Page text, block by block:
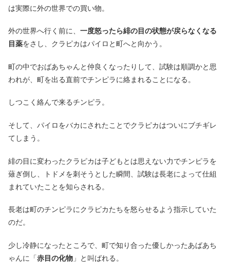
は実際に外の世界での買い物。
外の世界へ行く前に、 一度怒ったら緋の目の状態が戻らなくなる
目薬をさし、クラピカはパイロと町へと向かう。
町の中でおばあちゃんと仲良くなったりして、試験は順調かと思
われが、町を出る直前でチンピラに絡まれることになる。
しつこく絡んで来るチンピラ。
そして、パイロをバカにされたことでクラピカはついにブチギレ
てしまう。
緋の目に変わったクラピカは子どもとは思えない力でチンピラを
薙ぎ倒し、トドメを刺そうとした瞬間、試験は長老によって仕組
まれていたことを知らされる。
長老は町のチンピラにクラピカたちを怒らせるよう指示していた
のだ。
少し冷静になったところで、町で知り合った優しかったあばあち
ゃんに「赤目の化物 」と叫ばれる。